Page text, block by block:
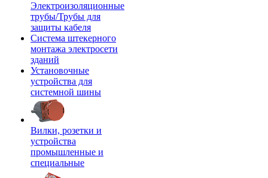
Электроизоляционные
трубы/Трубы для
защиты кабеля
Система штекерного
монтажа электросети
зданий
Установочные
устройства для
системной шины
Вилки, розетки и
устройства
промышленные и
специальные